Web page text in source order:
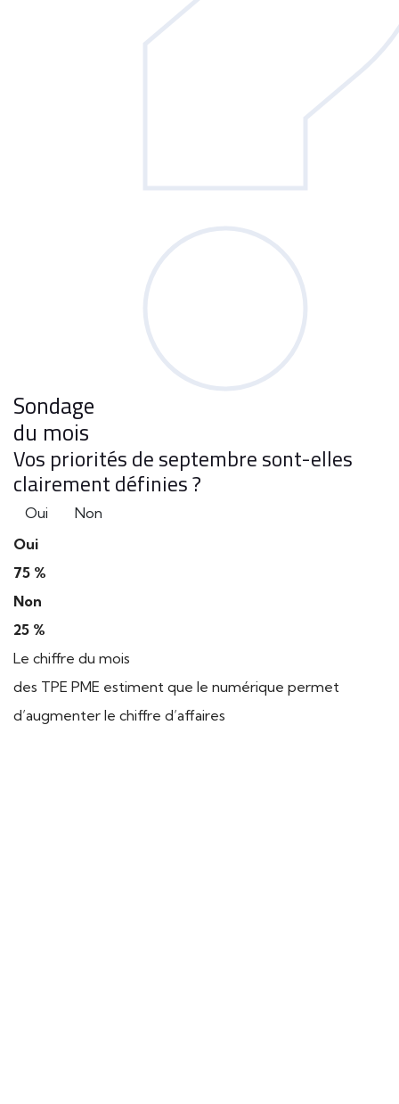
Sondage
du mois
Vos priorités de septembre sont-elles
clairement définies ?
Oui
Non
Oui
75 %
Non
25 %
Le chiffre du mois
des TPE PME estiment que le numérique permet
d’augmenter le chiffre d’affaires